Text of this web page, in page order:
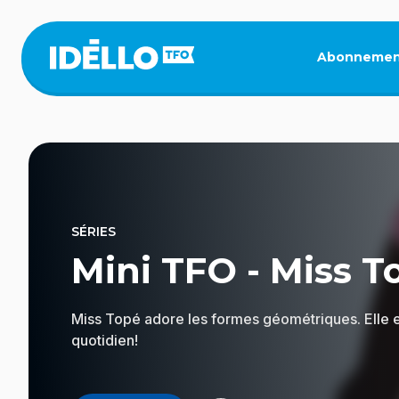
contenu
principal
SÉRIES
Mini TFO - Miss
Miss Topé adore les formes géométriques. Elle
quotidien!